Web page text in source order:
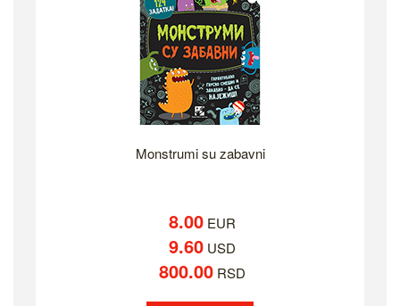
Monstrumi su zabavni
8.00 EUR
9.60 USD
800.00 RSD